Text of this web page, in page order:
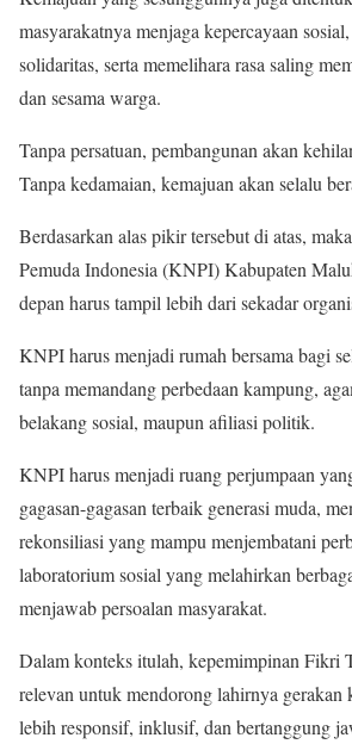
masyarakatnya menjaga kepercayaan
solidaritas, serta memelihara rasa saling
dan sesama warga.
Tanpa persatuan, pembangunan akan
Tanpa kedamaian, kemajuan akan selalu
Berdasarkan alas pikir tersebut di atas,
Pemuda Indonesia (KNPI) Kabupaten
depan harus tampil lebih dari sekadar
KNPI harus menjadi rumah bersama bagi
tanpa memandang perbedaan kampung,
belakang sosial, maupun afiliasi politik.
KNPI harus menjadi ruang perjumpaan
gagasan-gagasan terbaik generasi muda,
rekonsiliasi yang mampu menjembatani
laboratorium sosial yang melahirkan
menjawab persoalan masyarakat.
Dalam konteks itulah, kepemimpinan Fikri
relevan untuk mendorong lahirnya gerakan
lebih responsif, inklusif, dan bertanggung